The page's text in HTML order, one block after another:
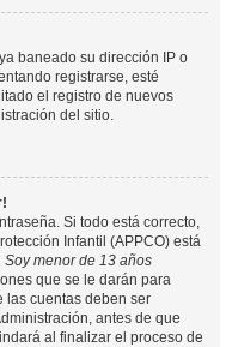
baneado su dirección IP o
registrarse, esté
el registro de nuevos
del sitio.
Si todo está correcto,
Infantil (APPCO) está
Soy menor de 13 años
que se le darán para
las cuentas deben ser
antes de que
al finalizar el proceso de